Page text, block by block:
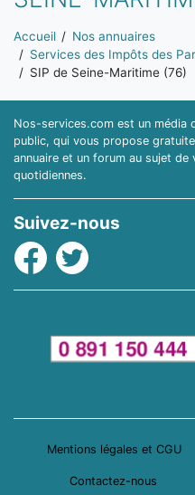
Vous êtes ici:
Accueil
Nos annuaires
Services des Impôts des
SIP de Seine-Maritime (76)
Nos-services.com est un média
public, qui vous propose
annuaire et un forum au sujet
quotidiennes.
Suivez-nous
Facebook
Twitter
Mentions légales et CGU
Contactez-nous